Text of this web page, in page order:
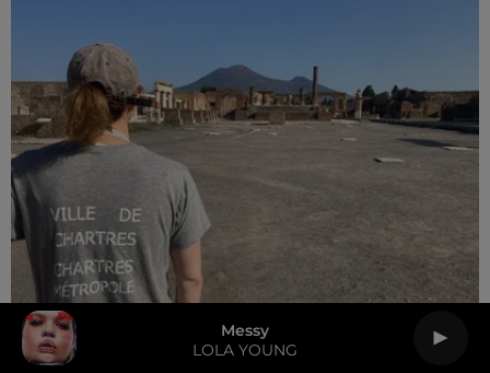
Messy
LOLA YOUNG
10h57